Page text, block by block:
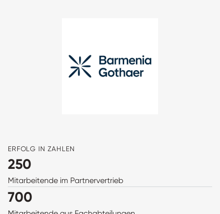
ERFOLG IN ZAHLEN
250
Mitarbeitende im Partnervertrieb
700